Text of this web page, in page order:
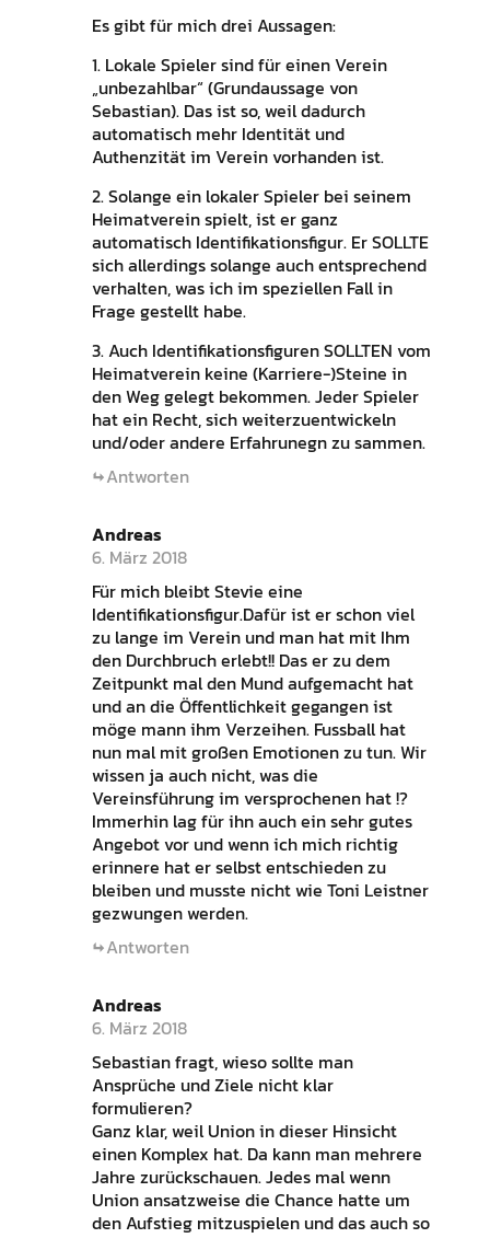
Es gibt für mich drei Aussagen:
1. Lokale Spieler sind für einen Verein
„unbezahlbar“ (Grundaussage von
Sebastian). Das ist so, weil dadurch
automatisch mehr Identität und
Authenzität im Verein vorhanden ist.
2. Solange ein lokaler Spieler bei seinem
Heimatverein spielt, ist er ganz
automatisch Identifikationsfigur. Er SOLLTE
sich allerdings solange auch entsprechend
verhalten, was ich im speziellen Fall in
Frage gestellt habe.
3. Auch Identifikationsfiguren SOLLTEN vom
Heimatverein keine (Karriere-)Steine in
den Weg gelegt bekommen. Jeder Spieler
hat ein Recht, sich weiterzuentwickeln
und/oder andere Erfahrunegn zu sammen.
Antworten
Andreas
6. März 2018
Für mich bleibt Stevie eine
Identifikationsfigur.Dafür ist er schon viel
zu lange im Verein und man hat mit Ihm
den Durchbruch erlebt!! Das er zu dem
Zeitpunkt mal den Mund aufgemacht hat
und an die Öffentlichkeit gegangen ist
möge mann ihm Verzeihen. Fussball hat
nun mal mit großen Emotionen zu tun. Wir
wissen ja auch nicht, was die
Vereinsführung im versprochenen hat !?
Immerhin lag für ihn auch ein sehr gutes
Angebot vor und wenn ich mich richtig
erinnere hat er selbst entschieden zu
bleiben und musste nicht wie Toni Leistner
gezwungen werden.
Antworten
Andreas
6. März 2018
Sebastian fragt, wieso sollte man
Ansprüche und Ziele nicht klar
formulieren?
Ganz klar, weil Union in dieser Hinsicht
einen Komplex hat. Da kann man mehrere
Jahre zurückschauen. Jedes mal wenn
Union ansatzweise die Chance hatte um
den Aufstieg mitzuspielen und das auch so